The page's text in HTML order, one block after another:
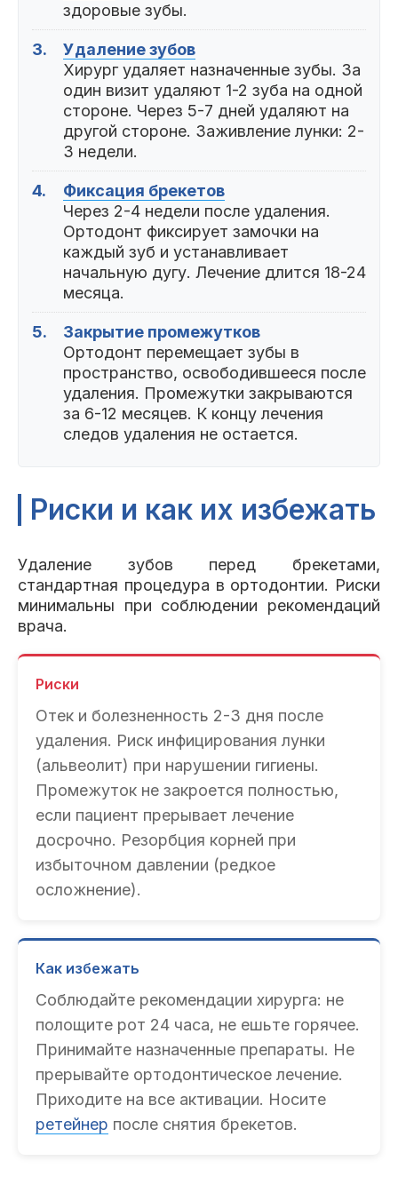
здоровые зубы.
3.
Удаление зубов
Хирург удаляет назначенные зубы. За
один визит удаляют 1-2 зуба на одной
стороне. Через 5-7 дней удаляют на
другой стороне. Заживление лунки: 2-
3 недели.
4.
Фиксация брекетов
Через 2-4 недели после удаления.
Ортодонт фиксирует замочки на
каждый зуб и устанавливает
начальную дугу. Лечение длится 18-24
месяца.
5.
Закрытие промежутков
Ортодонт перемещает зубы в
пространство, освободившееся после
удаления. Промежутки закрываются
за 6-12 месяцев. К концу лечения
следов удаления не остается.
Риски и как их избежать
Удаление зубов перед брекетами,
стандартная процедура в ортодонтии. Риски
минимальны при соблюдении рекомендаций
врача.
Риски
Отек и болезненность 2-3 дня после
удаления. Риск инфицирования лунки
(альвеолит) при нарушении гигиены.
Промежуток не закроется полностью,
если пациент прерывает лечение
досрочно. Резорбция корней при
избыточном давлении (редкое
осложнение).
Как избежать
Соблюдайте рекомендации хирурга: не
полощите рот 24 часа, не ешьте горячее.
Принимайте назначенные препараты. Не
прерывайте ортодонтическое лечение.
Приходите на все активации. Носите
ретейнер после снятия брекетов.